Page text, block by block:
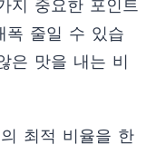
지 중요한 포인트
폭 줄일 수 있습
은 맛을 내는 비
최적 비율을 한